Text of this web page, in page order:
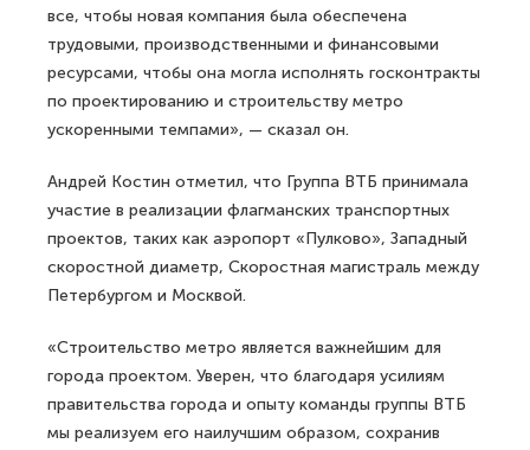
все, чтобы новая компания была обеспечена
трудовыми, производственными и финансовыми
ресурсами, чтобы она могла исполнять госконтракты
по проектированию и строительству метро
ускоренными темпами», — сказал он.
Андрей Костин отметил, что Группа ВТБ принимала
участие в реализации флагманских транспортных
проектов, таких как аэропорт «Пулково», Западный
скоростной диаметр, Скоростная магистраль между
Петербургом и Москвой.
«Строительство метро является важнейшим для
города проектом. Уверен, что благодаря усилиям
правительства города и опыту команды группы ВТБ
мы реализуем его наилучшим образом, сохранив